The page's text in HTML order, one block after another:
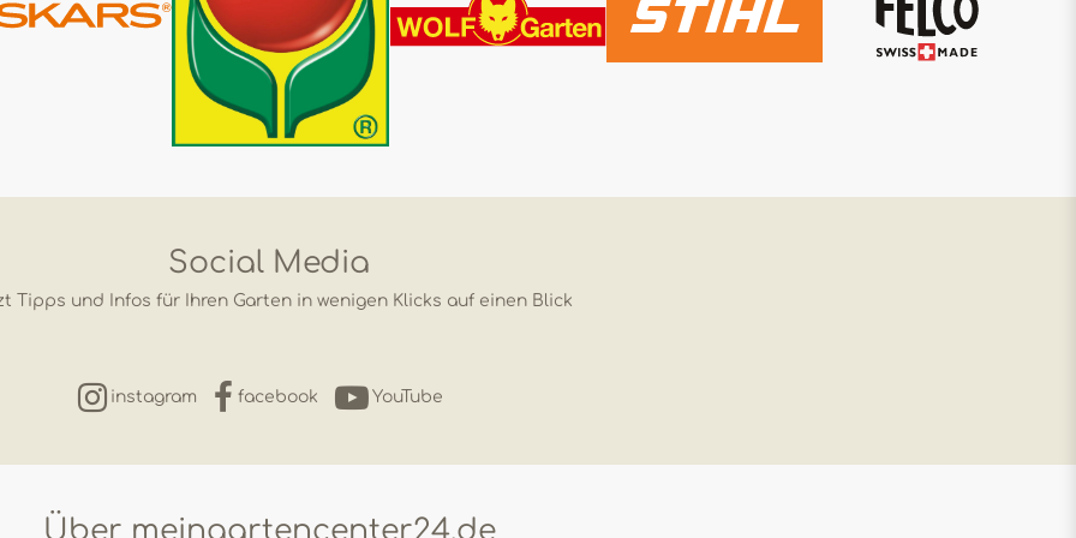
Social Media
Tipps und Infos für Ihren Garten in wenigen Klicks auf einen Blick
instagram facebook YouTube
Über meingartencenter24.de